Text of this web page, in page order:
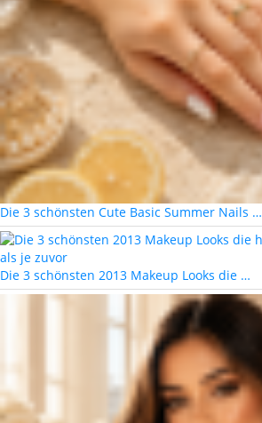
Die 3 schönsten Cute Basic Summer Nails …
Die 3 schönsten 2013 Makeup Looks die …